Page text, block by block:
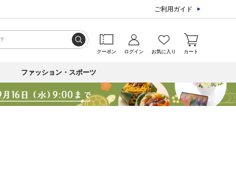
ご利用ガイド
クーポン ログイン お気に入り カート
ファッション・スポーツ